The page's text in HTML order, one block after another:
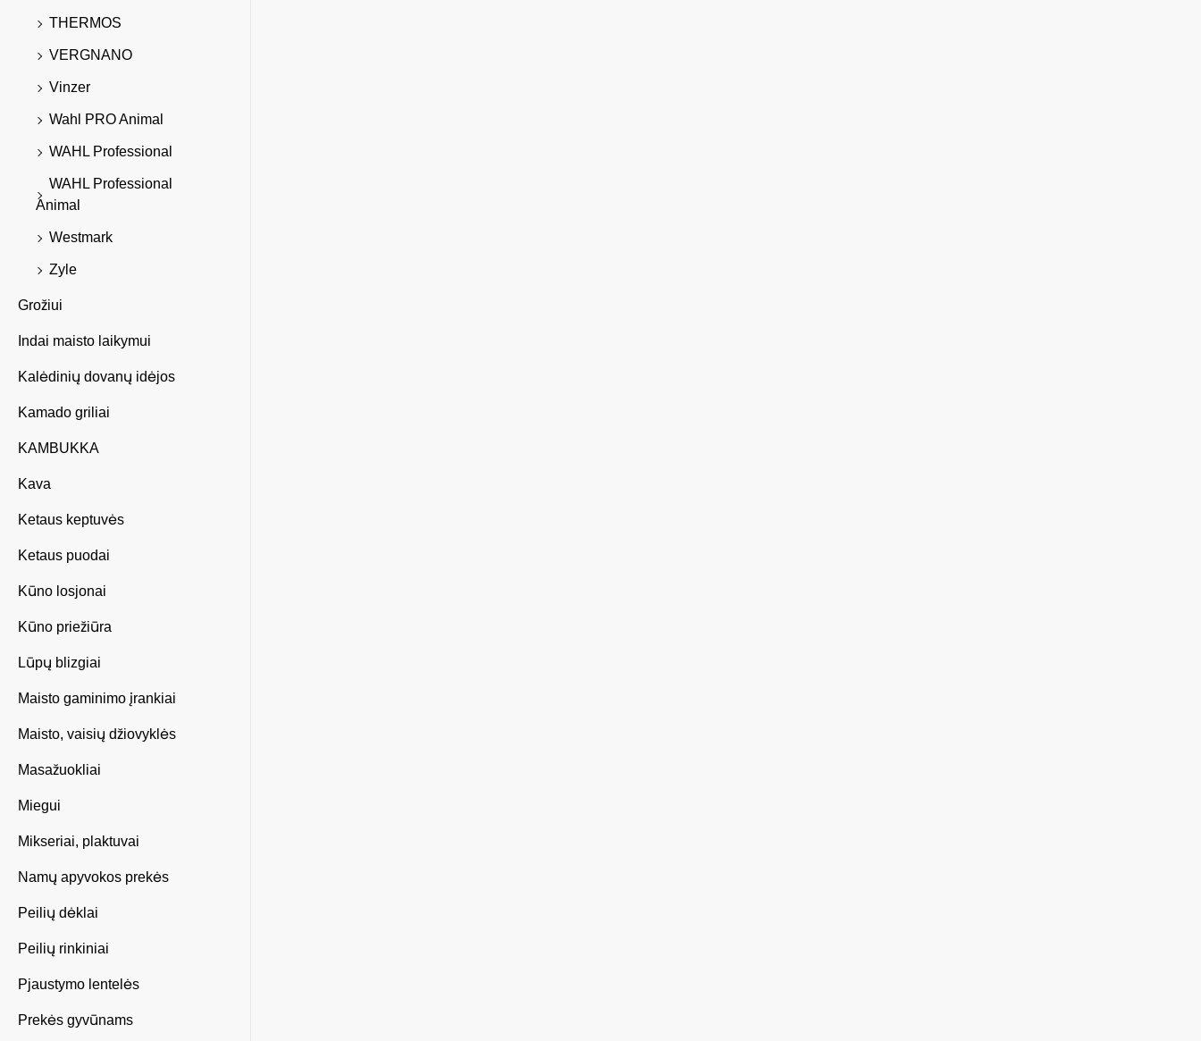
THERMOS
VERGNANO
Vinzer
Wahl PRO Animal
WAHL Professional
WAHL Professional
Animal
Westmark
Zyle
Grožiui
Indai maisto laikymui
Kalėdinių dovanų idėjos
Kamado griliai
KAMBUKKA
Kava
Ketaus keptuvės
Ketaus puodai
Kūno losjonai
Kūno priežiūra
Lūpų blizgiai
Maisto gaminimo įrankiai
Maisto, vaisių džiovyklės
Masažuokliai
Miegui
Mikseriai, plaktuvai
Namų apyvokos prekės
Peilių dėklai
Peilių rinkiniai
Pjaustymo lentelės
Prekės gyvūnams